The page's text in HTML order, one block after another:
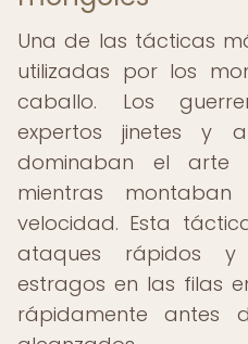
Una de las tácticas
utilizadas por los
caballo. Los
expertos jinetes y
dominaban el arte
mientras
velocidad. Esta
ataques rápidos y
estragos en las filas
rápidamente antes